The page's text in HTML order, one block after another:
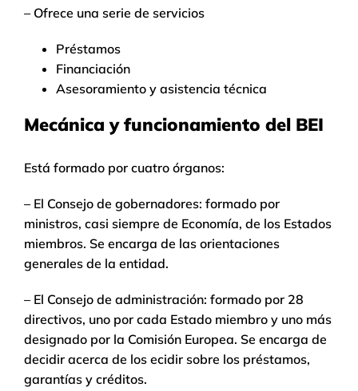
– Ofrece una serie de servicios
Préstamos
Financiación
Asesoramiento y asistencia técnica
Mecánica y funcionamiento del BEI
Está formado por cuatro órganos:
– El Consejo de gobernadores: formado por
ministros, casi siempre de Economía, de los Estados
miembros. Se encarga de las orientaciones
generales de la entidad.
– El Consejo de administración: formado por 28
directivos, uno por cada Estado miembro y uno más
designado por la Comisión Europea. Se encarga de
decidir acerca de los ecidir sobre los préstamos,
garantías y créditos.